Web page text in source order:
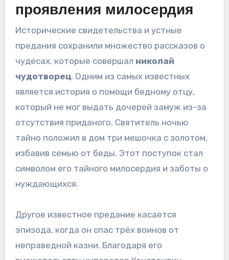
проявления милосердия
Исторические свидетельства и устные
предания сохранили множество рассказов о
чудесах, которые совершал николай
чудотворец. Одним из самых известных
является история о помощи бедному отцу,
который не мог выдать дочерей замуж из-за
отсутствия приданого. Святитель ночью
тайно положил в дом три мешочка с золотом,
избавив семью от беды. Этот поступок стал
символом его тайного милосердия и заботы о
нуждающихся.
Другое известное предание касается
эпизода, когда он спас трёх воинов от
неправедной казни. Благодаря его